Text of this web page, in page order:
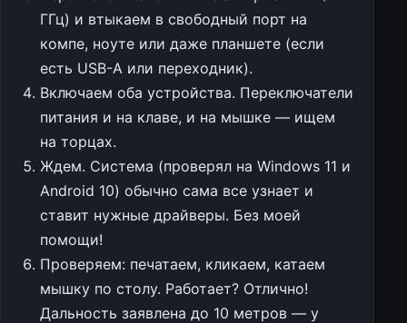
ГГц) и втыкаем в свободный порт на
компе, ноуте или даже планшете (если
есть USB-A или переходник).
Включаем оба устройства. Переключатели
питания и на клаве, и на мышке — ищем
на торцах.
Ждем. Система (проверял на Windows 11 и
Android 10) обычно сама все узнает и
ставит нужные драйверы. Без моей
помощи!
Проверяем: печатаем, кликаем, катаем
мышку по столу. Работает? Отлично!
Дальность заявлена до 10 метров — у